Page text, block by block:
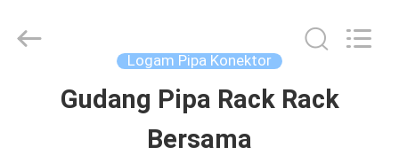
RUMAH
Jingji
Technology
Logam Pipa Konektor
Gudang Pipa Rack Rack
Bersama